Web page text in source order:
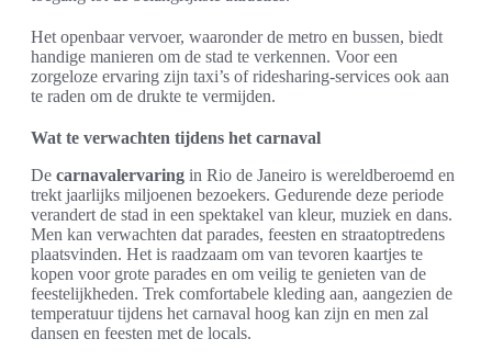
Het openbaar vervoer, waaronder de metro en bussen, biedt
handige manieren om de stad te verkennen. Voor een
zorgeloze ervaring zijn taxi’s of ridesharing-services ook aan
te raden om de drukte te vermijden.
Wat te verwachten tijdens het carnaval
De carnavalervaring in Rio de Janeiro is wereldberoemd en
trekt jaarlijks miljoenen bezoekers. Gedurende deze periode
verandert de stad in een spektakel van kleur, muziek en dans.
Men kan verwachten dat parades, feesten en straatoptredens
plaatsvinden. Het is raadzaam om van tevoren kaartjes te
kopen voor grote parades en om veilig te genieten van de
feestelijkheden. Trek comfortabele kleding aan, aangezien de
temperatuur tijdens het carnaval hoog kan zijn en men zal
dansen en feesten met de locals.